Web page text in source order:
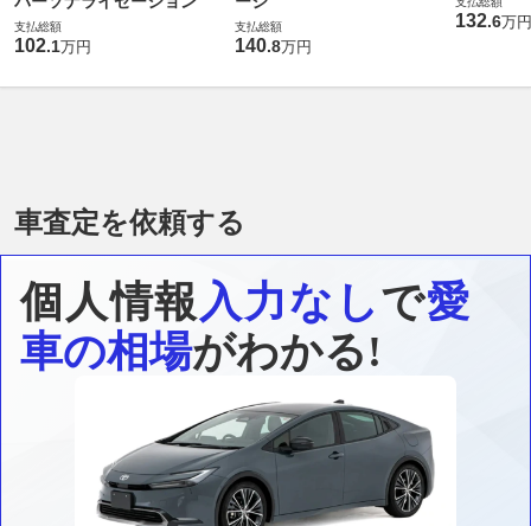
支払総額
102.1万円
支払総額
140.8万円
132.6万円
車査定を依頼する
個人情報 入力なしで愛
車の相場がわかる!